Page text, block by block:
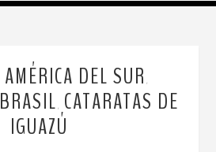
AMÉRICA DEL SUR
BRASIL CATARATAS DE
IGUAZÚ